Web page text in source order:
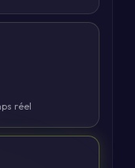
réel